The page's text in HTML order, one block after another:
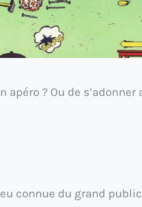
? Ou de
connue du grand